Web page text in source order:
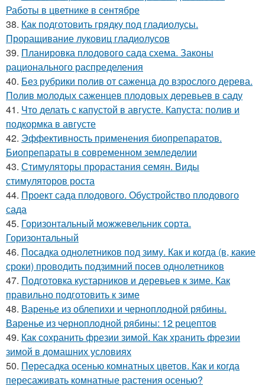
Работы в цветнике в сентябре
38. Как подготовить грядку под гладиолусы.
Проращивание луковиц гладиолусов
39. Планировка плодового сада схема. Законы
рационального распределения
40. Без рубрики полив от саженца до взрослого дерева.
Полив молодых саженцев плодовых деревьев в саду
41. Что делать с капустой в августе. Капуста: полив и
подкормка в августе
42. Эффективность применения биопрепаратов.
Биопрепараты в современном земледелии
43. Стимуляторы прорастания семян. Виды
стимуляторов роста
44. Проект сада плодового. Обустройство плодового
сада
45. Горизонтальный можжевельник сорта.
Горизонтальный
46. Посадка однолетников под зиму. Как и когда (в, какие
сроки) проводить подзимний посев однолетников
47. Подготовка кустарников и деревьев к зиме. Как
правильно подготовить к зиме
48. Варенье из облепихи и черноплодной рябины.
Варенье из черноплодной рябины: 12 рецептов
49. Как сохранить фрезии зимой. Как хранить фрезии
зимой в домашних условиях
50. Пересадка осенью комнатных цветов. Как и когда
пересаживать комнатные растения осенью?